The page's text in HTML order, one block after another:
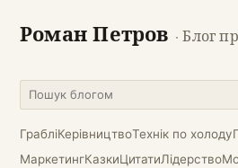
Роман Петров · Блог
ГрабліКерівництвоТехнік по холоду
МаркетингКазкиЦитатиЛідерство